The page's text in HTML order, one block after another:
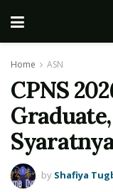
Home ASN
CPNS
by Shafiya